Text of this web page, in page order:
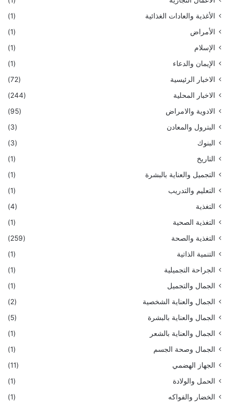
الأغذية والعادات الغذائية
(1)
الأمراض
(1)
الإسلام
(1)
الإيمان والدعاء
(1)
الاخبار الرئيسية
(72)
الاخبار المحلية
(244)
الادوية والامراض
(95)
البترول والمعادن
(3)
البنوك
(3)
التاريخ
(1)
التجميل والعناية بالبشرة
(1)
التعليم والتدريب
(1)
التغذية
(4)
التغذية الصحية
(1)
التغذية والصحة
(259)
التنمية الذاتية
(1)
الجراحة التجميلية
(1)
الجمال والتجميل
(1)
الجمال والعناية الشخصية
(2)
الجمال والعناية بالبشرة
(5)
الجمال والعناية بالشعر
(1)
الجمال وصحة الجسم
(1)
الجهاز الهضمي
(11)
الحمل والولادة
(1)
الخضار والفواكه
(1)